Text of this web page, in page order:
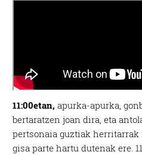
11:00etan, apurka-apurka,
bertaratzen joan dira, eta
pertsonaia guztiak herritarrak
gisa parte hartu dutenak ere.